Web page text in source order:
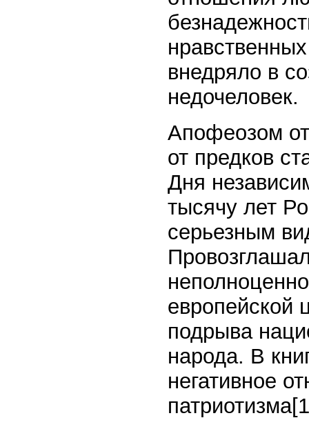
внедряло в
недочеловек.
Апофеозом
от предков
Дня
тысячу лет
серьезным
европейской
подрыва
народа. В
негативное